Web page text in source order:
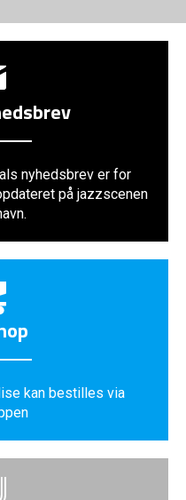
nyhedsbrev er for
på jazzscenen
kan bestilles via